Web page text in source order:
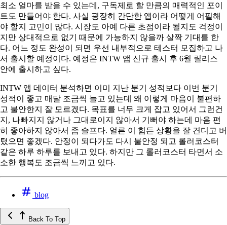
최소 얼마를 받을 수 있는데, 구독제로 할 만큼의 매력적인 포이
트도 만들어야 한다. 사실 굉장히 간단한 앱이라 어떻게 어필해
야 할지 고민이 많다. 시장도 아예 다른 초점이라 될지도 걱정이
지만 상대적으로 없기 때문에 가능하지 않을까 살짝 기대를 한
다. 어느 정도 완성이 되면 우선 내부적으로 테스터 모집하고 나
서 출시할 예정이다. 예정은 INTW 앱 신규 출시 후 6월 릴리스
안에 출시하고 싶다.
INTW 앱 데이터 분석하면 이미 지난 분기 성적보다 이번 분기
성적이 좋고 매달 조금씩 늘고 있는데 왜 이렇게 마음이 불편하
고 불안한지 잘 모르겠다. 목표를 너무 크게 잡고 있어서 그런건
지, 나빠지지 않거나 그대로이지 않아서 기뻐야 하는데 마음 편
히 좋아하지 않아서 좀 슬프다. 얼른 이 힘든 상황을 잘 견디고 버
텼으면 좋겠다. 안정이 되다가도 다시 불안정 되고 롤러코스터
같은 하루 하루를 보내고 있다. 하지만 그 롤러코스터 타면서 소
소한 행복도 조금씩 느끼고 있다.
blog
Back To Top